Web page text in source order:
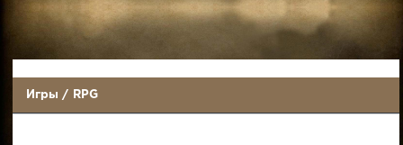
Игры / RPG